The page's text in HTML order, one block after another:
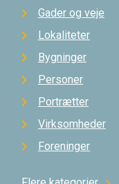
Gader og veje
Lokaliteter
Bygninger
Personer
Portrætter
Virksomheder
Foreninger